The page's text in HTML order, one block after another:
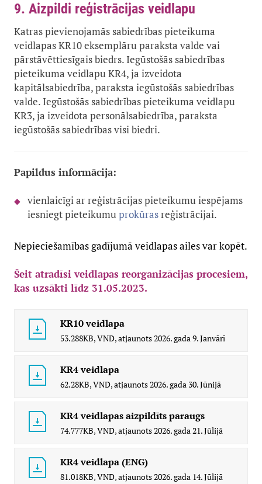
9. Aizpildi reģistrācijas veidlapu
Katras pievienojamās sabiedrības pieteikuma
veidlapas KR10 eksemplāru paraksta valde vai
pārstāvēttiesīgais biedrs. Iegūstošās sabiedrības
pieteikuma veidlapu KR4, ja izveidota
kapitālsabiedrība, paraksta iegūstošās sabiedrības
valde. Iegūstošās sabiedrības pieteikuma veidlapu
KR3, ja izveidota personālsabiedrība, paraksta
iegūstošās sabiedrības visi biedri.
Papildus informācija:
vienlaicīgi ar reģistrācijas pieteikumu iespējams
iesniegt pieteikumuprokūrasreģistrācijai.
Nepieciešamības gadījumā veidlapas ailes var kopēt.
Šeit atradīsi veidlapas reorganizācijas procesiem,
kas uzsākti līdz 31.05.2023.
KR10 veidlapa
53.288KB,VND,atjaunots2026. gada 9. Janvārī
KR4 veidlapa
62.28KB,VND,atjaunots2026. gada 30. Jūnijā
KR4 veidlapas aizpildīts paraugs
74.777KB,VND,atjaunots2026. gada 21. Jūlijā
KR4 veidlapa (ENG)
81.018KB,VND,atjaunots2026. gada 14. Jūlijā